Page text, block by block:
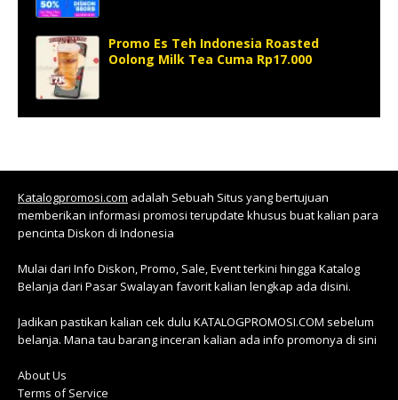
Promo Es Teh Indonesia Roasted
Oolong Milk Tea Cuma Rp17.000
Katalogpromosi.com adalah Sebuah Situs yang bertujuan
memberikan informasi promosi terupdate khusus buat kalian para
pencinta Diskon di Indonesia
Mulai dari Info Diskon, Promo, Sale, Event terkini hingga Katalog
Belanja dari Pasar Swalayan favorit kalian lengkap ada disini.
Jadikan pastikan kalian cek dulu KATALOGPROMOSI.COM sebelum
belanja. Mana tau barang inceran kalian ada info promonya di sini
About Us
Terms of Service